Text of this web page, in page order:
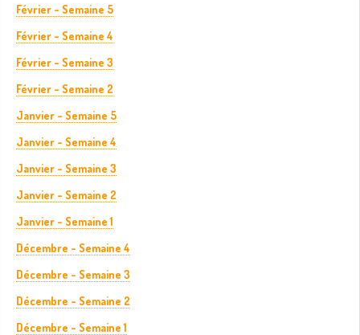
Février - Semaine 5
Février - Semaine 4
Février - Semaine 3
Février - Semaine 2
Janvier - Semaine 5
Janvier - Semaine 4
Janvier - Semaine 3
Janvier - Semaine 2
Janvier - Semaine 1
Décembre - Semaine 4
Décembre - Semaine 3
Décembre - Semaine 2
Décembre - Semaine 1